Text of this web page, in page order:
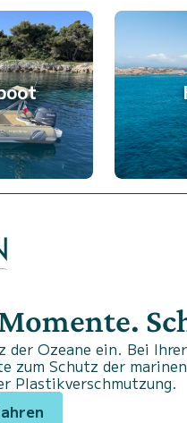
Ozeane ein. Bei
zum Schutz der
Plastikverschmutzung.